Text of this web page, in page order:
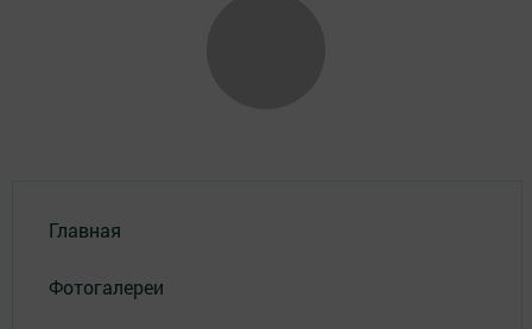
Главная
Фотогалереи